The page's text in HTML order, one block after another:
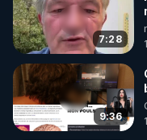
🌱 INSTAGRAM
https://
http://rgnr.li/
🌱 LA
Pour ne pas rater
7:28
9:36